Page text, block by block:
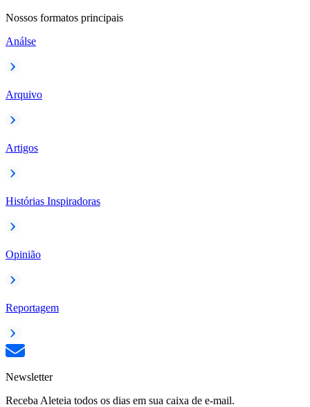
Nossos formatos principais
Análse
Arquivo
Artigos
Histórias Inspiradoras
Opinião
Reportagem
Newsletter
Receba Aleteia todos os dias em sua caixa de e-mail.